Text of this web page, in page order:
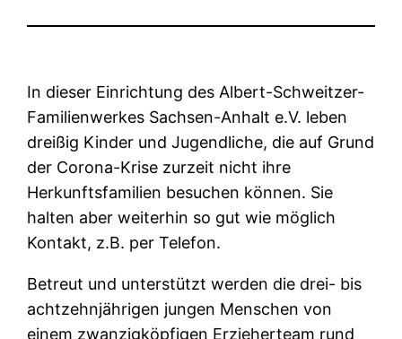
In dieser Einrichtung des Albert-Schweitzer-
Familienwerkes Sachsen-Anhalt e.V. leben
dreißig Kinder und Jugendliche, die auf Grund
der Corona-Krise zurzeit nicht ihre
Herkunftsfamilien besuchen können. Sie
halten aber weiterhin so gut wie möglich
Kontakt, z.B. per Telefon.
Betreut und unterstützt werden die drei- bis
achtzehnjährigen jungen Menschen von
einem zwanzigköpfigen Erzieherteam rund